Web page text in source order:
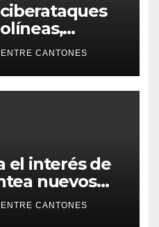
de viaje
CANTONES
el interés de
nuevos
CANTONES